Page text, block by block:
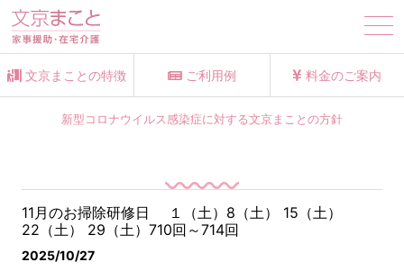
文京まことの特徴 ご利用例 料金のご案内
新型コロナウイルス感染症に対する文京まことの方針
11月のお掃除研修日 １（土）8（土） 15（土）
22（土） 29（土）710回～714回
2025/10/27